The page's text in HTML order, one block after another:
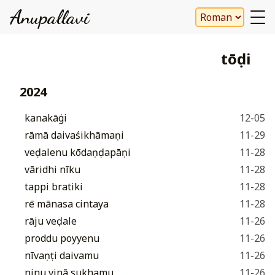
Anupallavi
tōḍi
2024
kanakāṅgi
12-05
rāmā daivaśikhāmaṇi
11-29
veḍalenu kōdaṇḍapāṇi
11-28
vāridhi nīku
11-28
tappi bratiki
11-28
rē mānasa cintaya
11-28
rāju veḍale
11-26
proddu poyyenu
11-26
nīvaṇṭi daivamu
11-26